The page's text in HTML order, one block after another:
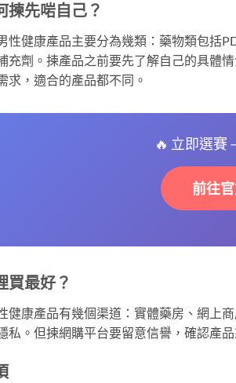
揀先啱自己？
性健康產品主要分為幾類：藥物類包括
充劑。揀產品之前要先了解自己的具體
求，適合的產品都不同。
🔥 立即選賽
前往
買最好？
健康產品有幾個渠道：實體藥房、網上
私。但揀網購平台要留意信譽，確認產